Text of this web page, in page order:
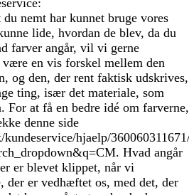
nemt har kunnet bruge vores
lide, hvordan de blev, da du
farver angår, vil vi gerne
en vis forskel mellem den
og den, der rent faktisk udskrives,
ting, især det materiale, som
For at få en bedre idé om farverne,
denne side
hjaelp/
Hvad angår
er blevet klippet, når vi
der er vedhæftet os, med det, der